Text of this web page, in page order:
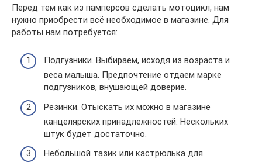
Перед тем как из памперсов сделать мотоцикл, нам
нужно приобрести всё необходимое в магазине. Для
работы нам потребуется:
Подгузники. Выбираем, исходя из возраста и
веса малыша. Предпочтение отдаем марке
подгузников, внушающей доверие.
Резинки. Отыскать их можно в магазине
канцелярских принадлежностей. Нескольких
штук будет достаточно.
Небольшой тазик или кастрюлька для